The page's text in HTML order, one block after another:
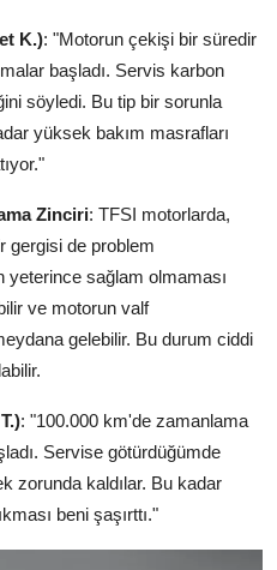
K.): "Motorun çekişi bir süredir
başladı. Servis karbon
söyledi. Bu tip bir sorunla
yüksek bakım masrafları
Zinciri: TFSI motorlarda,
gergisi de problem
yeterince sağlam olmaması
ve motorun valf
gelebilir. Bu durum ciddi
: "100.000 km'de zamanlama
Servise götürdüğümde
zorunda kaldılar. Bu kadar
beni şaşırttı."